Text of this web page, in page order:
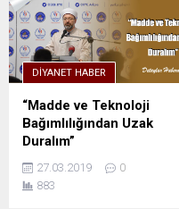
DIYANET HABER
“Madde ve Teknoloji
Bağımlılığından Uzak
Duralım”
27.03.2019
0
883